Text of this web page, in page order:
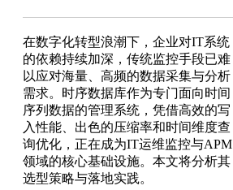
在数字化转型浪潮下，企业对IT系统
的依赖持续加深，传统监控手段已难
以应对海量、高频的数据采集与分析
需求。时序数据库作为专门面向时间
序列数据的管理系统，凭借高效的写
入性能、出色的压缩率和时间维度查
询优化，正在成为IT运维监控与APM
领域的核心基础设施。本文将分析其
选型策略与落地实践。